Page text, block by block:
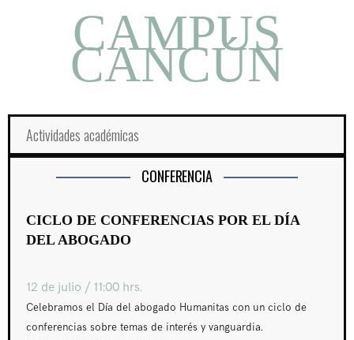
CAMPUS
CANCÚN
Actividades académicas
CONFERENCIA
CICLO DE CONFERENCIAS POR EL DÍA
DEL ABOGADO
12 de julio / 11:00 hrs.
Celebramos el Día del abogado Humanitas con un ciclo de
conferencias sobre temas de interés y vanguardia.